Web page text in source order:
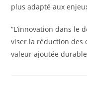
plus adapté aux
“L’innovation dans le
viser la réduction des
valeur ajoutée